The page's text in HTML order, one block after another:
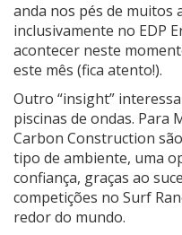
anda nos pés de muitos
inclusivamente no EDP
acontecer neste
este mês (fica atento!).
Outro “insight”
piscinas de ondas. Para
Carbon Construction
tipo de ambiente, uma
confiança, graças ao
competições no Surf
redor do mundo.